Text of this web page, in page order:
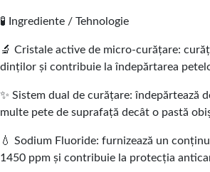
🧪 Ingrediente / Tehnologie
🔬 Cristale active de micro-curățare:
dinților și contribuie la îndepărtarea
✨ Sistem dual de curățare: îndepărtează
multe pete de suprafață decât o pastă
💧 Sodium Fluoride: furnizează un
1450 ppm și contribuie la protecția